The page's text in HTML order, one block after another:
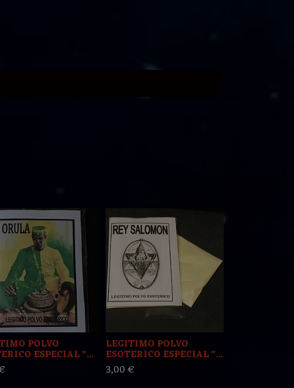
POLVO
ESPECIAL "...
LEGITIMO POLVO
ESOTERICO ESPECIAL "...
3,00 €